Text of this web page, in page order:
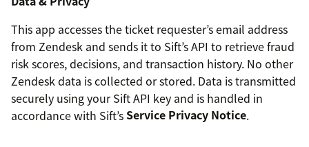
This app accesses the ticket requester’s email address
from Zendesk and sends it to Sift’s API to retrieve fraud
risk scores, decisions, and transaction history. No other
Zendesk data is collected or stored. Data is transmitted
securely using your Sift API key and is handled in
accordance with Sift’s Service Privacy Notice.